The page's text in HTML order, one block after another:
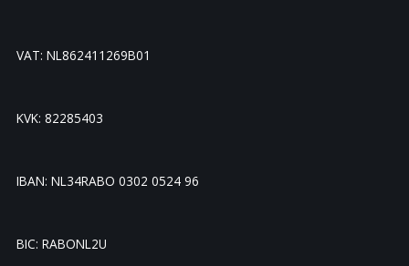
VAT: NL862411269B01
KVK: 82285403
IBAN: NL34RABO 0302 0524 96
BIC: RABONL2U